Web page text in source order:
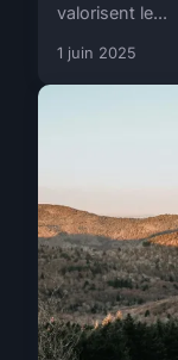
valorisent le...
1 juin 2025